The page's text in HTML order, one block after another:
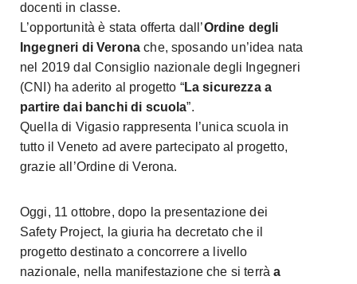
docenti in classe.
L’opportunità è stata offerta dall’Ordine degli
Ingegneri di Veronache, sposando un’idea nata
nel 2019 dal Consiglio nazionale degli Ingegneri
(CNI) ha aderito al progetto “La sicurezza a
partire dai banchi di scuola”.
Quella di Vigasio rappresenta l’unica scuola in
tutto il Veneto ad avere partecipato al progetto,
grazie all’Ordine di Verona.
Oggi, 11 ottobre, dopo la presentazione dei
Safety Project, la giuria ha decretato che il
progetto destinato a concorrere a livello
nazionale, nella manifestazione che si terràa